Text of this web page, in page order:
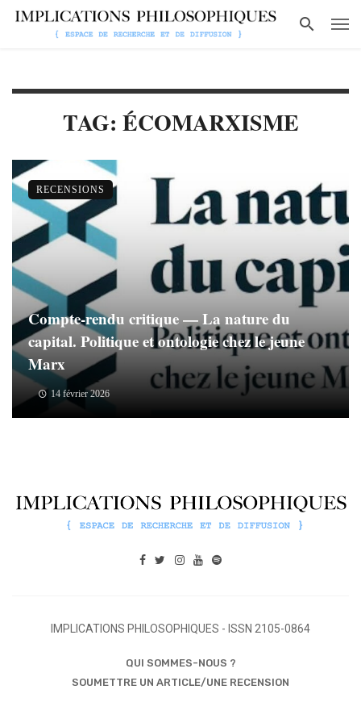
TAG: ÉCOMARXISME
Compte-rendu critique — La nature du
capital. Politique et ontologie chez le jeune
Marx
14 février 2026
RECENSIONS
IMPLICATIONS PHILOSOPHIQUES - ISSN 2105-0864
QUI SOMMES-NOUS ?
SOUMETTRE UN ARTICLE/UNE RECENSION